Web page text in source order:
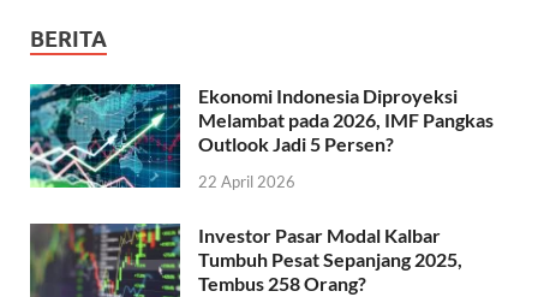
BERITA
Ekonomi Indonesia Diproyeksi
Melambat pada 2026, IMF Pangkas
Outlook Jadi 5 Persen?
22 April 2026
Investor Pasar Modal Kalbar
Tumbuh Pesat Sepanjang 2025,
Tembus 258 Orang?